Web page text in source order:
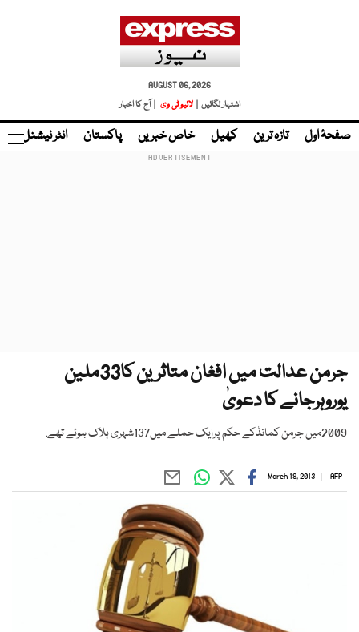
AUGUST 06, 2026
اشتہار لگائیں |
لائیو ٹی وی | آج کا اخبار
صفحۂ اول تازہ ترین کھیل خاص خبریں پاکستان انٹر نیشنل
جرمن عدالت میں افغان متاثرین کا33ملین
یوروہرجانے کا دعویٰ
2009میں جرمن کمانڈکے حکم پرایک حملے میں137شہری ہلاک ہوئے تھے.
AFP
March 19, 2013